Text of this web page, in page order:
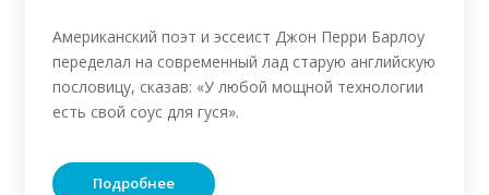
Американский поэт и эссеист Джон Перри Барлоу
переделал на современный лад старую английскую
пословицу, сказав: «У любой мощной технологии
есть свой соус для гуся».
Подробнее